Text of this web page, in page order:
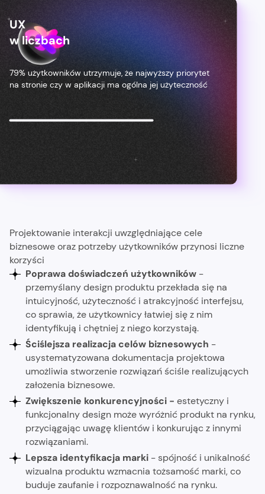
UX
w liczbach
79% użytkowników utrzymuje, że najwyższy priorytet
na stronie czy w aplikacji ma ogólna jej użyteczność
Projektowanie interakcji uwzględniające cele
biznesowe oraz potrzeby użytkowników przynosi liczne
korzyści
Poprawa doświadczeń użytkowników -
przemyślany design produktu przekłada się na
intuicyjność, użyteczność i atrakcyjność interfejsu,
co sprawia, że użytkownicy łatwiej się z nim
identyfikują i chętniej z niego korzystają.
Ściślejsza realizacja celów biznesowych -
usystematyzowana dokumentacja projektowa
umożliwia stworzenie rozwiązań ściśle realizujących
założenia biznesowe.
Zwiększenie konkurencyjności - estetyczny i
funkcjonalny design może wyróżnić produkt na rynku,
przyciągając uwagę klientów i konkurując z innymi
rozwiązaniami.
Lepsza identyfikacja marki - spójność i unikalność
wizualna produktu wzmacnia tożsamość marki, co
buduje zaufanie i rozpoznawalność na rynku.